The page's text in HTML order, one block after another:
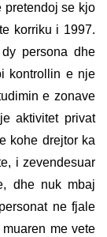
pretendoj se kjo
korriku i 1997.
persona dhe
kontrollin e nje
e zonave
aktivitet privat
kohe drejtor ka
i zevendesuar
dhe nuk mbaj
ne fjale
me vete